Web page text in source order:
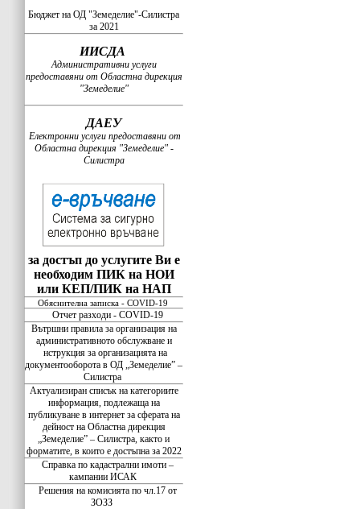
Бюджет на ОД "Земеделие"-Силистра
за 2021
ИИСДА
Административни услуги
предоставяни от Областна дирекция
"Земеделие"
ДАЕУ
Електронни услуги предоставяни от
Областна дирекция "Земеделие" -
Силистра
за достъп до услугите Ви е
необходим ПИК на НОИ
или КЕП/ПИК на НАП
Обяснителна записка - COVID-19
Отчет разходи - COVID-19
Вътршни правила за организация на
административното обслужване и
нструкция за организацията на
документооборота в ОД „Земеделие” –
Силистра
Актуализиран списък на категориите
информация, подлежаща на
публикуване в интернет за сферата на
дейност на Областна дирекция
„Земеделие” – Силистра, както и
форматите, в които е достъпна за 2022
Справка по кадастрални имоти –
кампании ИСАК
Решения на комисията по чл.17 от
ЗОЗЗ